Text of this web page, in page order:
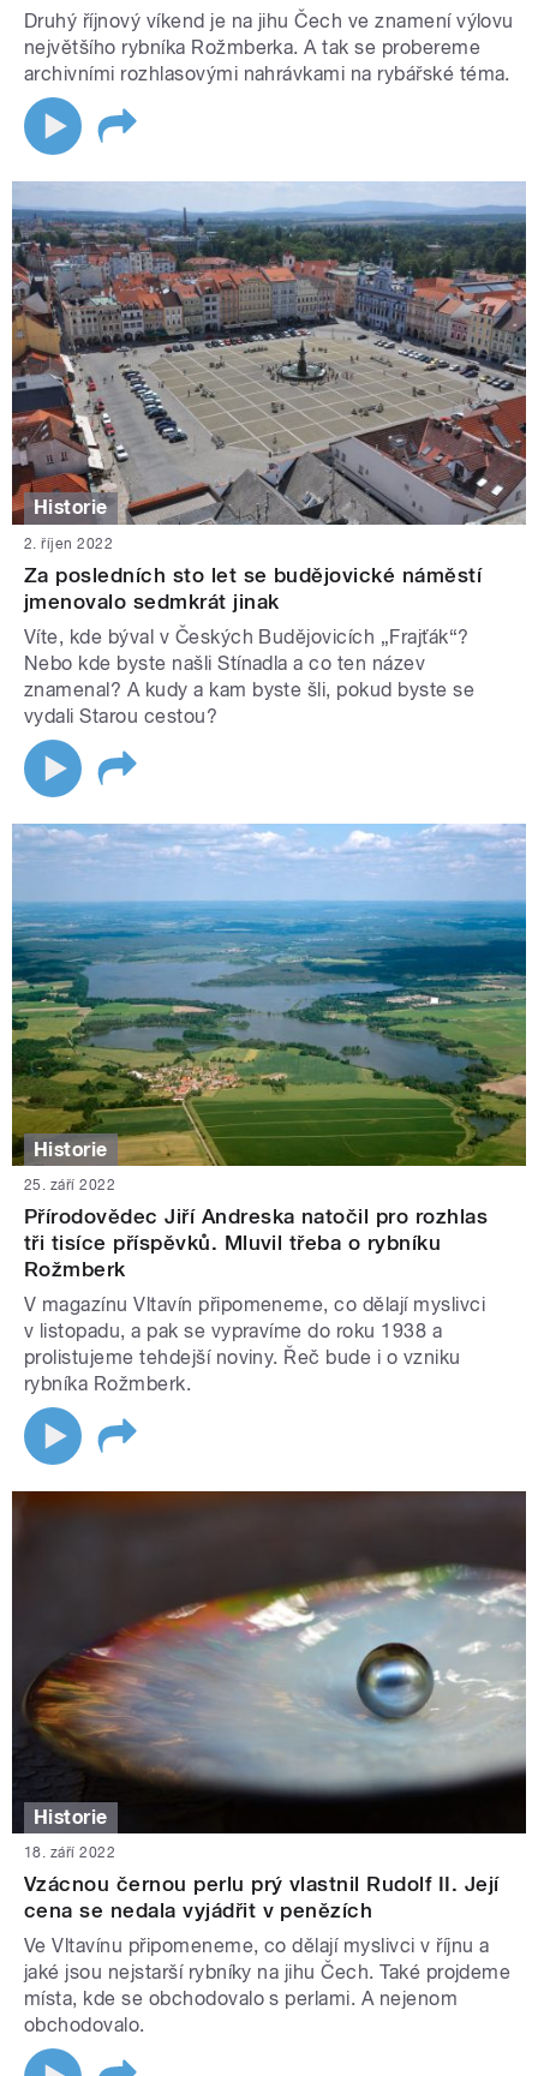
Druhý říjnový víkend je na jihu Čech ve znamení výlovu
největšího rybníka Rožmberka. A tak se probereme
archivními rozhlasovými nahrávkami na rybářské téma.
Historie
2. říjen 2022
Za posledních sto let se budějovické náměstí
jmenovalo sedmkrát jinak
Víte, kde býval v Českých Budějovicích „Frajťák“?
Nebo kde byste našli Stínadla a co ten název
znamenal? A kudy a kam byste šli, pokud byste se
vydali Starou cestou?
Historie
25. září 2022
Přírodovědec Jiří Andreska natočil pro rozhlas
tři tisíce příspěvků. Mluvil třeba o rybníku
Rožmberk
V magazínu Vltavín připomeneme, co dělají myslivci
v listopadu, a pak se vypravíme do roku 1938 a
prolistujeme tehdejší noviny. Řeč bude i o vzniku
rybníka Rožmberk.
Historie
18. září 2022
Vzácnou černou perlu prý vlastnil Rudolf II. Její
cena se nedala vyjádřit v penězích
Ve Vltavínu připomeneme, co dělají myslivci v říjnu a
jaké jsou nejstarší rybníky na jihu Čech. Také projdeme
místa, kde se obchodovalo s perlami. A nejenom
obchodovalo.